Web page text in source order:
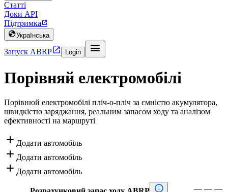
Статті
Доки API
Підтримка
Українська
Запуск ABRP Login 
Порівняй електромобілі
Порівнюй електромобілі пліч-о-пліч за ємністю акумулятора,
швидкістю заряджання, реальним запасом ходу та аналізом
ефективності на маршруті
 Додати автомобіль
 Додати автомобіль
 Додати автомобіль
 — — —